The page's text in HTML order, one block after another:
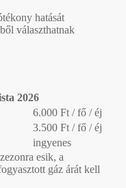
hatását
választhatnak
2026
6.000 Ft / fő / éj
3.500 Ft / fő / éj
ingyenes
esik, a
gáz árát kell